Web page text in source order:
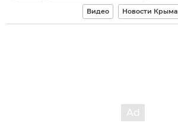
Видео Новости Крыма